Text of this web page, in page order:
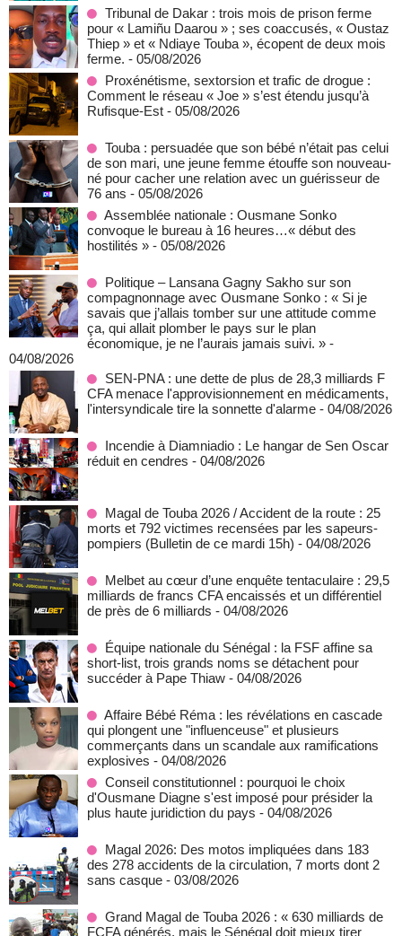
Tribunal de Dakar : trois mois de prison ferme
pour « Lamiñu Daarou » ; ses coaccusés, « Oustaz
Thiep » et « Ndiaye Touba », écopent de deux mois
ferme. - 05/08/2026
Proxénétisme, sextorsion et trafic de drogue :
Comment le réseau « Joe » s’est étendu jusqu’à
Rufisque-Est - 05/08/2026
Touba : persuadée que son bébé n’était pas celui
de son mari, une jeune femme étouffe son nouveau-
né pour cacher une relation avec un guérisseur de
76 ans - 05/08/2026
Assemblée nationale : Ousmane Sonko
convoque le bureau à 16 heures…« début des
hostilités » - 05/08/2026
Politique – Lansana Gagny Sakho sur son
compagnonnage avec Ousmane Sonko : « Si je
savais que j’allais tomber sur une attitude comme
ça, qui allait plomber le pays sur le plan
économique, je ne l’aurais jamais suivi. » -
04/08/2026
SEN-PNA : une dette de plus de 28,3 milliards F
CFA menace l'approvisionnement en médicaments,
l'intersyndicale tire la sonnette d'alarme - 04/08/2026
Incendie à Diamniadio : Le hangar de Sen Oscar
réduit en cendres - 04/08/2026
Magal de Touba 2026 / Accident de la route : 25
morts et 792 victimes recensées par les sapeurs-
pompiers (Bulletin de ce mardi 15h) - 04/08/2026
Melbet au cœur d’une enquête tentaculaire : 29,5
milliards de francs CFA encaissés et un différentiel
de près de 6 milliards - 04/08/2026
Équipe nationale du Sénégal : la FSF affine sa
short-list, trois grands noms se détachent pour
succéder à Pape Thiaw - 04/08/2026
Affaire Bébé Réma : les révélations en cascade
qui plongent une "influenceuse" et plusieurs
commerçants dans un scandale aux ramifications
explosives - 04/08/2026
Conseil constitutionnel : pourquoi le choix
d'Ousmane Diagne s'est imposé pour présider la
plus haute juridiction du pays - 04/08/2026
Magal 2026: Des motos impliquées dans 183
des 278 accidents de la circulation, 7 morts dont 2
sans casque - 03/08/2026
Grand Magal de Touba 2026 : « 630 milliards de
FCFA générés, mais le Sénégal doit mieux tirer